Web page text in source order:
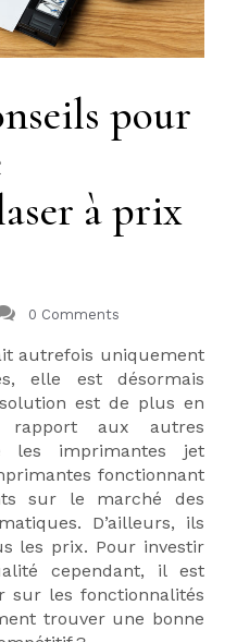
pour
à prix
0 Comments
autrefois uniquement
elle est désormais
est de plus en
rapport aux autres
les imprimantes jet
fonctionnant
sur le marché des
D’ailleurs, ils
les prix. Pour investir
cependant, il est
sur les fonctionnalités
trouver une bonne